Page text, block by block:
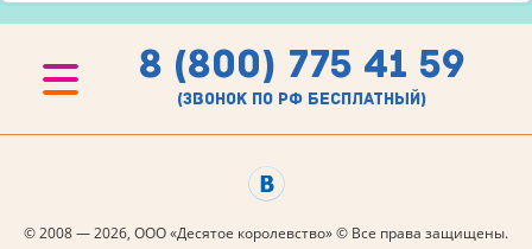
8 (800) 775 41 59
(звонок по рф бесплатный)
© 2008 — 2026, ООО «Десятое королевство» © Все права защищены.